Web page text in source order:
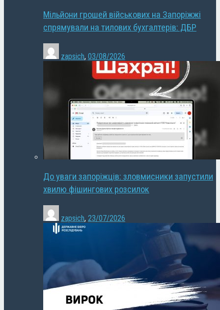
Мільйони грошей військових на Запоріжжі
спрямували на тилових бухгалтерів: ДБР
zapsich, 03/08/2026
До уваги запоріжців: зловмисники запустили
хвилю фішингових розсилок
zapsich, 23/07/2026